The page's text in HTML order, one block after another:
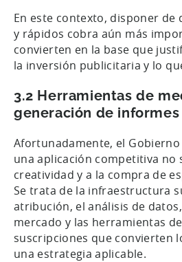
En este contexto, disponer de
y rápidos cobra aún más
convierten en la base que
la inversión publicitaria y lo
3.2 Herramientas de
generación de informes
Afortunadamente, el
una aplicación competitiva no
creatividad y a la compra de
Se trata de la infraestructura
atribución, el análisis de
mercado y las herramientas
suscripciones que convierten
una estrategia aplicable.